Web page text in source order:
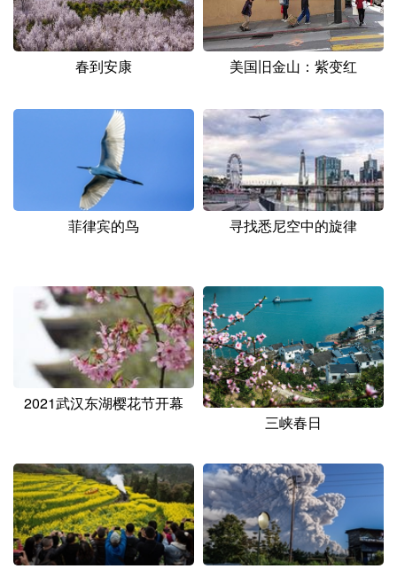
浙江 安徽 福建 江西
山东 河南 湖北 湖南
云南 西藏
青海 宁夏
黑龙江
English Español Français
Русский язык 日本語 한국어
Deutsch Português
春到安康 美国旧金山：紫变红
菲律宾的鸟 寻找悉尼空中的旋律
2021武汉东湖樱花节开幕
三峡春日